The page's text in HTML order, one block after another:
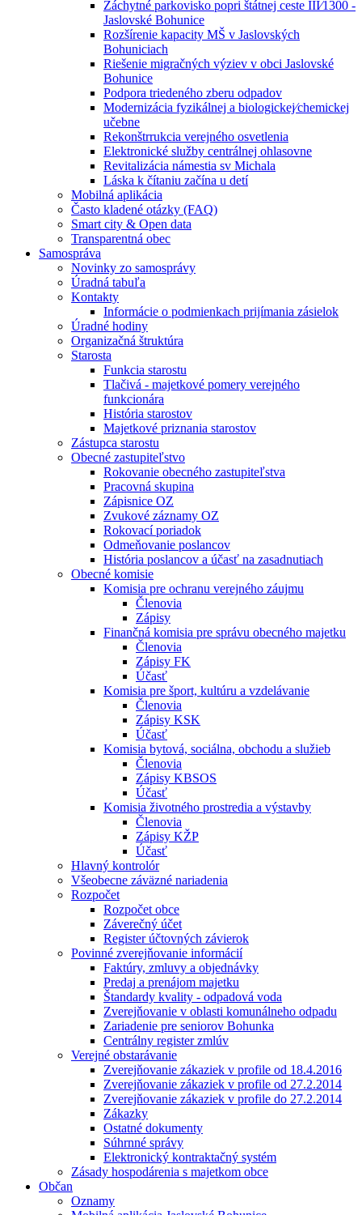
Záchytné parkovisko popri štátnej ceste III⁄1300 -
Jaslovské Bohunice
Rozšírenie kapacity MŠ v Jaslovských
Bohuniciach
Riešenie migračných výziev v obci Jaslovské
Bohunice
Podpora triedeného zberu odpadov
Modernizácia fyzikálnej a biologickej⁄chemickej
učebne
Rekonštrrukcia verejného osvetlenia
Elektronické služby centrálnej ohlasovne
Revitalizácia námestia sv Michala
Láska k čítaniu začína u detí
Mobilná aplikácia
Často kladené otázky (FAQ)
Smart city & Open data
Transparentná obec
Samospráva
Novinky zo samosprávy
Úradná tabuľa
Kontakty
Informácie o podmienkach prijímania zásielok
Úradné hodiny
Organizačná štruktúra
Starosta
Funkcia starostu
Tlačivá - majetkové pomery verejného
funkcionára
História starostov
Majetkové priznania starostov
Zástupca starostu
Obecné zastupiteľstvo
Rokovanie obecného zastupiteľstva
Pracovná skupina
Zápisnice OZ
Zvukové záznamy OZ
Rokovací poriadok
Odmeňovanie poslancov
História poslancov a účasť na zasadnutiach
Obecné komisie
Komisia pre ochranu verejného záujmu
Členovia
Zápisy
Finančná komisia pre správu obecného majetku
Členovia
Zápisy FK
Účasť
Komisia pre šport, kultúru a vzdelávanie
Členovia
Zápisy KSK
Účasť
Komisia bytová, sociálna, obchodu a služieb
Členovia
Zápisy KBSOS
Účasť
Komisia životného prostredia a výstavby
Členovia
Zápisy KŽP
Účasť
Hlavný kontrolór
Všeobecne záväzné nariadenia
Rozpočet
Rozpočet obce
Záverečný účet
Register účtovných závierok
Povinné zverejňovanie informácií
Faktúry, zmluvy a objednávky
Predaj a prenájom majetku
Štandardy kvality - odpadová voda
Zverejňovanie v oblasti komunálneho odpadu
Zariadenie pre seniorov Bohunka
Centrálny register zmlúv
Verejné obstarávanie
Zverejňovanie zákaziek v profile od 18.4.2016
Zverejňovanie zákaziek v profile od 27.2.2014
Zverejňovanie zákaziek v profile do 27.2.2014
Zákazky
Ostatné dokumenty
Súhrnné správy
Elektronický kontraktačný systém
Zásady hospodárenia s majetkom obce
Občan
Oznamy